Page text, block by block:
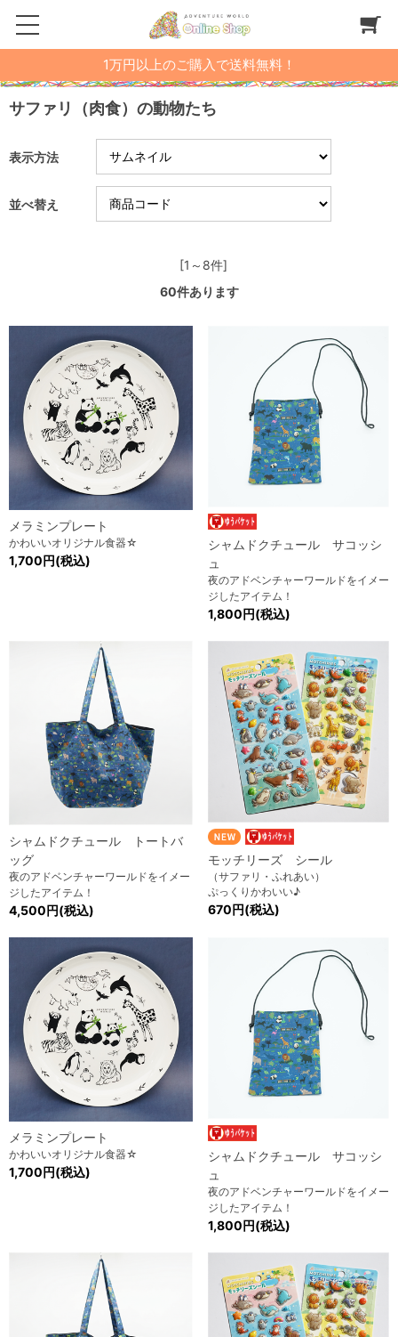
1万円以上のご購入で送料無料！
サファリ（肉食）の動物たち
表示方法
並べ替え
[1～8件]
60件あります
メラミンプレート
かわいいオリジナル食器☆
1,700円(税込)
シャムドクチュール サコッシ
ュ
夜のアドベンチャーワールドをイメー
ジしたアイテム！
1,800円(税込)
シャムドクチュール トートバ
ッグ
夜のアドベンチャーワールドをイメー
ジしたアイテム！
4,500円(税込)
モッチリーズ シール
（サファリ・ふれあい）
ぷっくりかわいい♪
670円(税込)
メラミンプレート
かわいいオリジナル食器☆
1,700円(税込)
シャムドクチュール サコッシ
ュ
夜のアドベンチャーワールドをイメー
ジしたアイテム！
1,800円(税込)